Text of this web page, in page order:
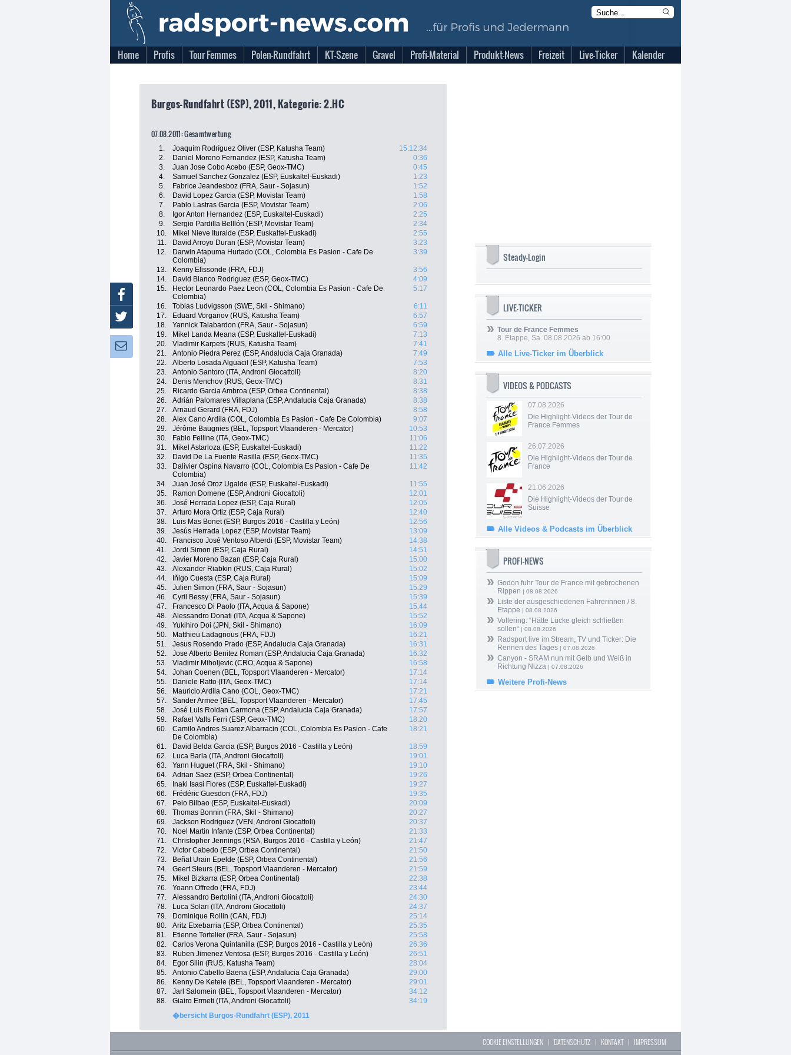
Home Profis Tour Femmes Polen-Rundfahrt KT-Szene Gravel Profi-Material Produkt-News Freizeit Live-Ticker Kalender
Burgos-Rundfahrt (ESP), 2011, Kategorie: 2.HC
07.08.2011: Gesamtwertung
1. Joaquím Rodríguez Oliver (ESP, Katusha Team)
15:12:34
2.
Daniel Moreno Fernandez (ESP, Katusha Team)
0:36
3.
Juan Jose Cobo Acebo (ESP, Geox-TMC)
0:45
4.
Samuel Sanchez Gonzalez (ESP, Euskaltel-Euskadi)
1:23
5.
Fabrice Jeandesboz (FRA, Saur - Sojasun)
1:52
6.
David Lopez Garcia (ESP, Movistar Team)
1:58
7.
Pablo Lastras Garcia (ESP, Movistar Team)
2:06
8.
Igor Anton Hernandez (ESP, Euskaltel-Euskadi)
2:25
9.
Sergio Pardilla Belllón (ESP, Movistar Team)
2:34
10.
Mikel Nieve Ituralde (ESP, Euskaltel-Euskadi)
2:55
11.
David Arroyo Duran (ESP, Movistar Team)
3:23
12.
Darwin Atapuma Hurtado (COL, Colombia Es Pasion - Cafe De
Colombia)
3:39
13. Kenny Elissonde (FRA, FDJ)
3:56
14.
David Blanco Rodriguez (ESP, Geox-TMC)
4:09
15.
Hector Leonardo Paez Leon (COL, Colombia Es Pasion - Cafe De
Colombia)
5:17
16. Tobias Ludvigsson (SWE, Skil - Shimano)
6:11
17.
Eduard Vorganov (RUS, Katusha Team)
6:57
18.
Yannick Talabardon (FRA, Saur - Sojasun)
6:59
19.
Mikel Landa Meana (ESP, Euskaltel-Euskadi)
7:13
20.
Vladimir Karpets (RUS, Katusha Team)
7:41
21.
Antonio Piedra Perez (ESP, Andalucia Caja Granada)
7:49
22.
Alberto Losada Alguacil (ESP, Katusha Team)
7:53
23.
Antonio Santoro (ITA, Androni Giocattoli)
8:20
24.
Denis Menchov (RUS, Geox-TMC)
8:31
25.
Ricardo Garcia Ambroa (ESP, Orbea Continental)
8:38
26.
Adrián Palomares Villaplana (ESP, Andalucia Caja Granada)
8:38
27.
Arnaud Gerard (FRA, FDJ)
8:58
28.
Alex Cano Ardila (COL, Colombia Es Pasion - Cafe De Colombia)
9:07
29.
Jérôme Baugnies (BEL, Topsport Vlaanderen - Mercator)
10:53
30.
Fabio Felline (ITA, Geox-TMC)
11:06
31.
Mikel Astarloza (ESP, Euskaltel-Euskadi)
11:22
32.
David De La Fuente Rasilla (ESP, Geox-TMC)
11:35
33.
Dalivier Ospina Navarro (COL, Colombia Es Pasion - Cafe De
Colombia)
11:42
34. Juan José Oroz Ugalde (ESP, Euskaltel-Euskadi)
11:55
35.
Ramon Domene (ESP, Androni Giocattoli)
12:01
36.
José Herrada Lopez (ESP, Caja Rural)
12:05
37.
Arturo Mora Ortiz (ESP, Caja Rural)
12:40
38.
Luis Mas Bonet (ESP, Burgos 2016 - Castilla y León)
12:56
39.
Jesús Herrada Lopez (ESP, Movistar Team)
13:09
40.
Francisco José Ventoso Alberdi (ESP, Movistar Team)
14:38
41.
Jordi Simon (ESP, Caja Rural)
14:51
42.
Javier Moreno Bazan (ESP, Caja Rural)
15:00
43.
Alexander Riabkin (RUS, Caja Rural)
15:02
44.
Iñigo Cuesta (ESP, Caja Rural)
15:09
45.
Julien Simon (FRA, Saur - Sojasun)
15:29
46.
Cyril Bessy (FRA, Saur - Sojasun)
15:39
47.
Francesco Di Paolo (ITA, Acqua & Sapone)
15:44
48.
Alessandro Donati (ITA, Acqua & Sapone)
15:52
49.
Yukihiro Doi (JPN, Skil - Shimano)
16:09
50.
Matthieu Ladagnous (FRA, FDJ)
16:21
51.
Jesus Rosendo Prado (ESP, Andalucia Caja Granada)
16:31
52.
Jose Alberto Benitez Roman (ESP, Andalucia Caja Granada)
16:32
53.
Vladimir Miholjevic (CRO, Acqua & Sapone)
16:58
54.
Johan Coenen (BEL, Topsport Vlaanderen - Mercator)
17:14
55.
Daniele Ratto (ITA, Geox-TMC)
17:14
56.
Mauricio Ardila Cano (COL, Geox-TMC)
17:21
57.
Sander Armee (BEL, Topsport Vlaanderen - Mercator)
17:45
58.
José Luis Roldan Carmona (ESP, Andalucia Caja Granada)
17:57
59.
Rafael Valls Ferri (ESP, Geox-TMC)
18:20
60.
Camilo Andres Suarez Albarracin (COL, Colombia Es Pasion - Cafe
De Colombia)
18:21
61. David Belda Garcia (ESP, Burgos 2016 - Castilla y León)
18:59
62.
Luca Barla (ITA, Androni Giocattoli)
19:01
63.
Yann Huguet (FRA, Skil - Shimano)
19:10
64.
Adrian Saez (ESP, Orbea Continental)
19:26
65.
Inaki Isasi Flores (ESP, Euskaltel-Euskadi)
19:27
66.
Frédéric Guesdon (FRA, FDJ)
19:35
67.
Peio Bilbao (ESP, Euskaltel-Euskadi)
20:09
68.
Thomas Bonnin (FRA, Skil - Shimano)
20:27
69.
Jackson Rodriguez (VEN, Androni Giocattoli)
20:37
70.
Noel Martin Infante (ESP, Orbea Continental)
21:33
71.
Christopher Jennings (RSA, Burgos 2016 - Castilla y León)
21:47
72.
Victor Cabedo (ESP, Orbea Continental)
21:50
73.
Beñat Urain Epelde (ESP, Orbea Continental)
21:56
74.
Geert Steurs (BEL, Topsport Vlaanderen - Mercator)
21:59
75.
Mikel Bizkarra (ESP, Orbea Continental)
22:38
76.
Yoann Offredo (FRA, FDJ)
23:44
77.
Alessandro Bertolini (ITA, Androni Giocattoli)
24:30
78.
Luca Solari (ITA, Androni Giocattoli)
24:37
79.
Dominique Rollin (CAN, FDJ)
25:14
80.
Aritz Etxebarria (ESP, Orbea Continental)
25:35
81.
Etienne Tortelier (FRA, Saur - Sojasun)
25:58
82.
Carlos Verona Quintanilla (ESP, Burgos 2016 - Castilla y León)
26:36
83.
Ruben Jimenez Ventosa (ESP, Burgos 2016 - Castilla y León)
26:51
84.
Egor Silin (RUS, Katusha Team)
28:04
85.
Antonio Cabello Baena (ESP, Andalucia Caja Granada)
29:00
86.
Kenny De Ketele (BEL, Topsport Vlaanderen - Mercator)
29:01
87.
Jarl Salomein (BEL, Topsport Vlaanderen - Mercator)
34:12
88.
Giairo Ermeti (ITA, Androni Giocattoli)
34:19
�bersicht Burgos-Rundfahrt (ESP), 2011
Steady-Login
LIVE-TICKER
Tour de France Femmes
8. Etappe, Sa. 08.08.2026 ab 16:00
Alle Live-Ticker im Überblick
VIDEOS & PODCASTS
07.08.2026
Die Highlight-Videos der Tour de
France Femmes
26.07.2026
Die Highlight-Videos der Tour de
France
21.06.2026
Die Highlight-Videos der Tour de
Suisse
Alle Videos & Podcasts im Überblick
PROFI-NEWS
Godon fuhr Tour de France mit gebrochenen
Rippen | 08.08.2026
Liste der ausgeschiedenen Fahrerinnen / 8.
Etappe | 08.08.2026
Vollering: “Hätte Lücke gleich schließen
sollen“ | 08.08.2026
Radsport live im Stream, TV und Ticker: Die
Rennen des Tages | 07.08.2026
Canyon - SRAM nun mit Gelb und Weiß in
Richtung Nizza | 07.08.2026
Weitere Profi-News
Facebook
Twitter
Newsletter:
COOKIE EINSTELLUNGEN | DATENSCHUTZ | KONTAKT| IMPRESSUM